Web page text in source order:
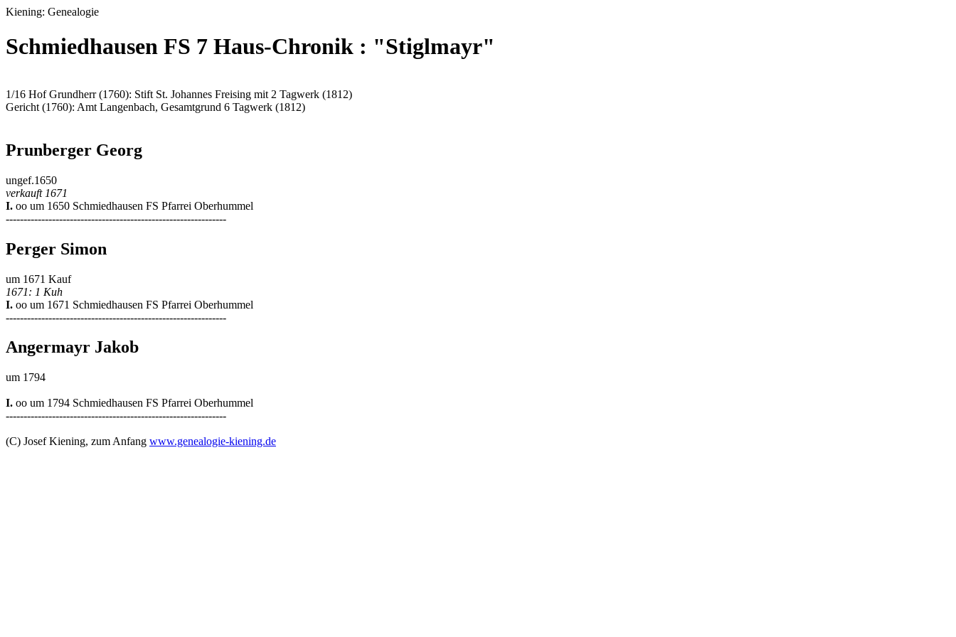
Kiening: Genealogie
Schmiedhausen FS 7 Haus-Chronik : "Stiglmayr"
1/16 Hof Grundherr (1760): Stift St. Johannes Freising mit 2 Tagwerk (1812)
Gericht (1760): Amt Langenbach, Gesamtgrund 6 Tagwerk (1812)
Prunberger Georg
ungef.1650
verkauft 1671
I. oo um 1650 Schmiedhausen FS Pfarrei Oberhummel
--------------------------------------------------------------
Perger Simon
um 1671 Kauf
1671: 1 Kuh
I. oo um 1671 Schmiedhausen FS Pfarrei Oberhummel
--------------------------------------------------------------
Angermayr Jakob
um 1794
I. oo um 1794 Schmiedhausen FS Pfarrei Oberhummel
--------------------------------------------------------------
(C) Josef Kiening, zum Anfang www.genealogie-kiening.de